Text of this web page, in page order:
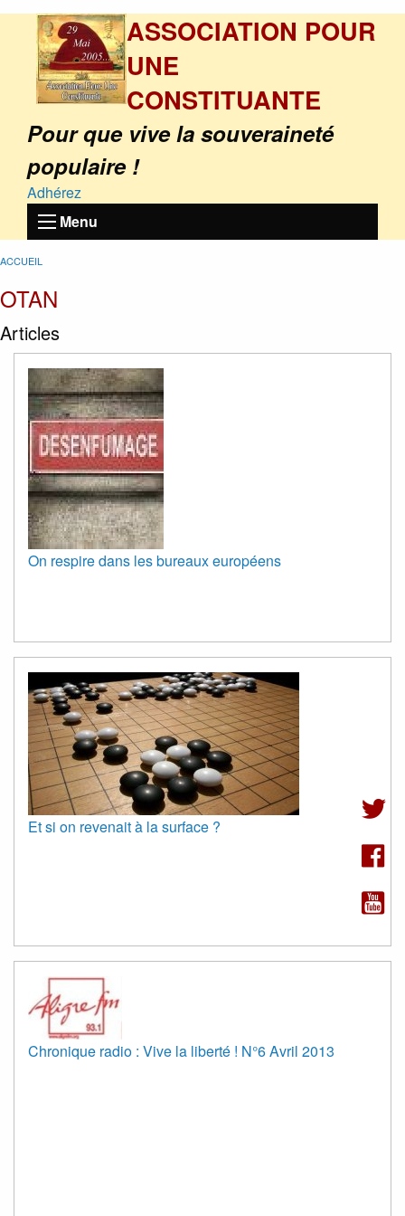
ASSOCIATION POUR
UNE
CONSTITUANTE
Pour que vive la souveraineté
populaire !
Adhérez
Menu
ACCUEIL
OTAN
Articles
On respire dans les bureaux européens
Et si on revenait à la surface ?
Chronique radio : Vive la liberté ! N°6 Avril 2013